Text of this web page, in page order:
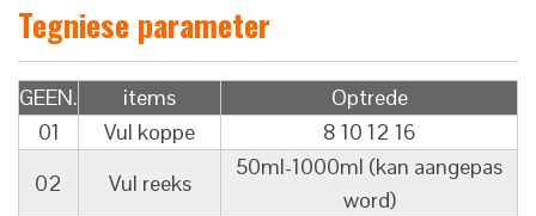
Tegniese parameter
GEEN. items
Optrede
01
Vul koppe
8 10 12 16
02
Vul reeks
50ml-1000ml (kan aangepas
word)